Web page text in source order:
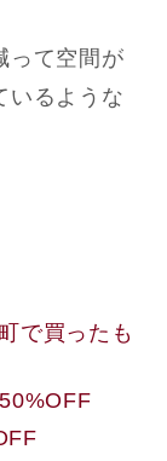
って空間が
いるような
で買ったも